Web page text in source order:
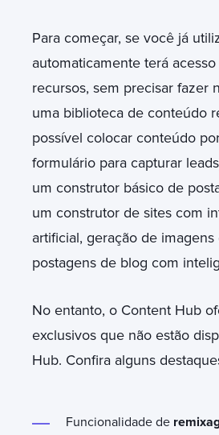
Para começar, se você já
automaticamente terá
recursos, sem precisar fazer
uma biblioteca de conteúdo
possível colocar conteúdo
formulário para capturar
um construtor básico de
um construtor de sites com
artificial, geração de
postagens de blog com
No entanto, o Content Hub
exclusivos que não estão
Hub. Confira alguns
Funcionalidade de